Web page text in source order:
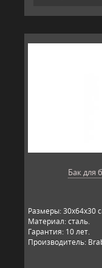
Бак для
Размеры: 30х64х30
Материал: сталь.
Гарантия: 10 лет.
Производитель: